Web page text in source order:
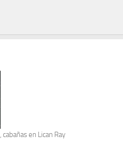
, cabañas en Lican Ray